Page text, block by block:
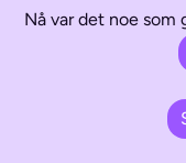
Nå var det noe som